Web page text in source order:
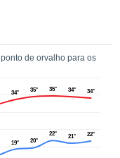
de orvalho para os
34° 35° 35° 34° 34°
19° 20°
22° 21° 22°